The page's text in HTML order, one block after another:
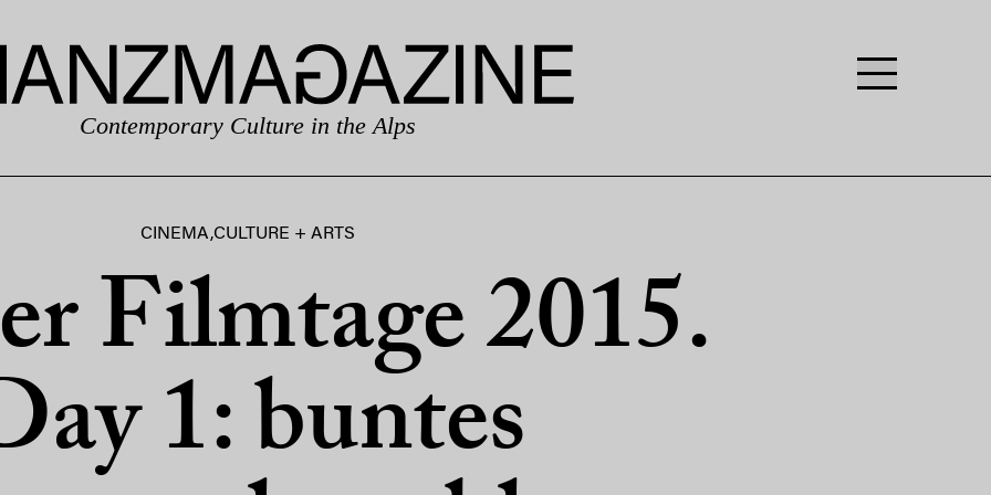
Contemporary Culture in the Alps
CINEMA,CULTURE + ARTS
Filmtage 2015.
1: buntes